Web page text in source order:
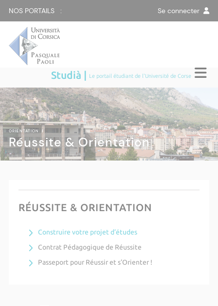
NOS PORTAILS : Se connecter
Studià | Le portail étudiant de l'Université de Corse
ORIENTATION |
Réussite & Orientation
RÉUSSITE & ORIENTATION
Construire votre projet d’études
Contrat Pédagogique de Réussite
Passeport pour Réussir et s’Orienter !